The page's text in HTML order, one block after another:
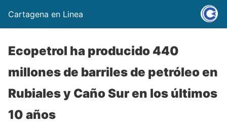
Cartagena en Linea
Ecopetrol ha producido 440
millones de barriles de petróleo en
Rubiales y Caño Sur en los últimos
10 años